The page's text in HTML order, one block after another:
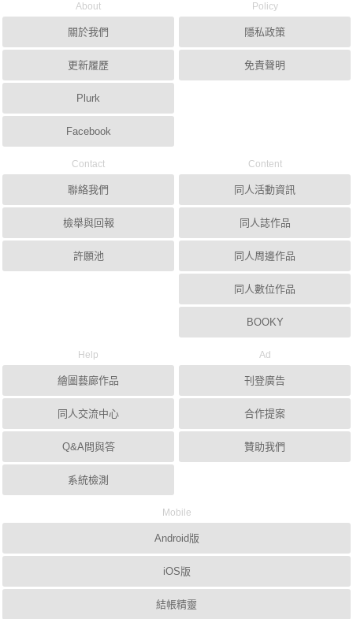
About
關於我們
更新履歷
Plurk
Facebook
Policy
隱私政策
免責聲明
Contact
聯絡我們
檢舉與回報
許願池
Content
同人活動資訊
同人誌作品
同人周邊作品
同人數位作品
BOOKY
Help
繪圖藝廊作品
同人交流中心
Q&A問與答
系統檢測
Ad
刊登廣告
合作提案
贊助我們
Mobile
Android版
iOS版
結帳精靈